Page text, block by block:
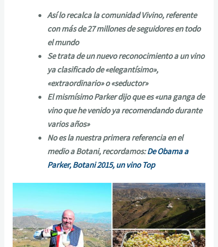
Así lo recalca la comunidad Vivino, referente
con más de 27 millones de seguidores en todo
el mundo
Se trata de un nuevo reconocimiento a un vino
ya clasificado de «elegantísimo»,
«extraordinario» o «seductor»
El mismísimo Parker dijo que es «una ganga de
vino que he venido ya recomendando durante
varios años»
No es la nuestra primera referencia en el
medio a Botani, recordamos:De Obama a
Parker, Botani 2015, un vino Top